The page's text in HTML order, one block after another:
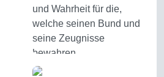
und Wahrheit für die,
welche seinen Bund und
seine Zeugnisse
bewahren